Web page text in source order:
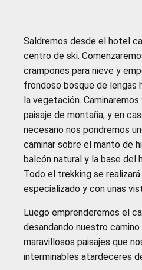
Saldremos desde el hotel
centro de ski.
crampones para nieve y
frondoso bosque de lengas
la vegetación.
paisaje de montaña, y en
necesario nos pondremos
caminar sobre el manto de
balcón natural y la base del
Todo el trekking se
especializado y con unas
Luego emprenderemos el
desandando nuestro
maravillosos paisajes que
interminables atardeceres